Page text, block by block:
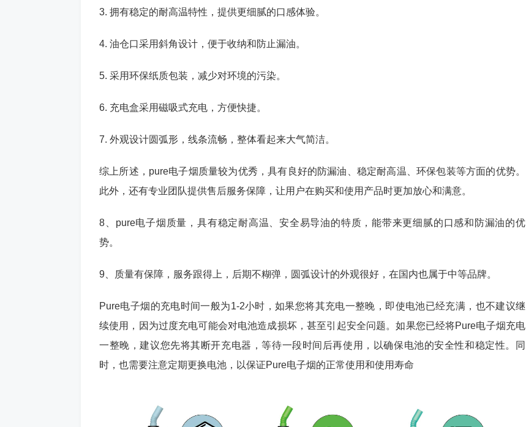
3. 拥有稳定的耐高温特性，提供更细腻的口感体验。
4. 油仓口采用斜角设计，便于收纳和防止漏油。
5. 采用环保纸质包装，减少对环境的污染。
6. 充电盒采用磁吸式充电，方便快捷。
7. 外观设计圆弧形，线条流畅，整体看起来大气简洁。
综上所述，pure电子烟质量较为优秀，具有良好的防漏油、稳定耐高温、环保包装等方面的优势。
此外，还有专业团队提供售后服务保障，让用户在购买和使用产品时更加放心和满意。
8、pure电子烟质量，具有稳定耐高温、安全易导油的特质，能带来更细腻的口感和防漏油的优
势。
9、质量有保障，服务跟得上，后期不糊弹，圆弧设计的外观很好，在国内也属于中等品牌。
Pure电子烟的充电时间一般为1-2小时，如果您将其充电一整晚，即使电池已经充满，也不建议继
续使用，因为过度充电可能会对电池造成损坏，甚至引起安全问题。如果您已经将Pure电子烟充电
一整晚，建议您先将其断开充电器，等待一段时间后再使用，以确保电池的安全性和稳定性。同
时，也需要注意定期更换电池，以保证Pure电子烟的正常使用和使用寿命